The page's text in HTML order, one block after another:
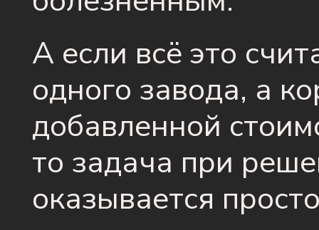
А если всё это
одного завода, а
добавленной
то задача при
оказывается